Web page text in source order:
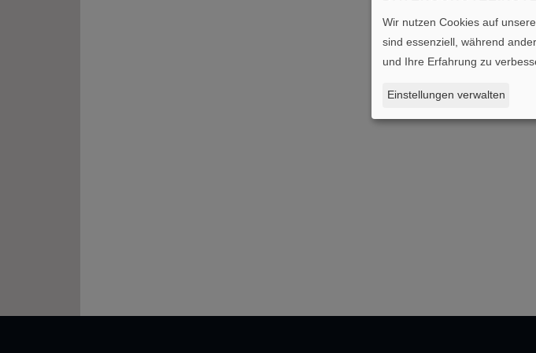
Wir nutzen Cookies auf
sind essenziell, während
und Ihre Erfahrung zu
Einstellungen verwalten